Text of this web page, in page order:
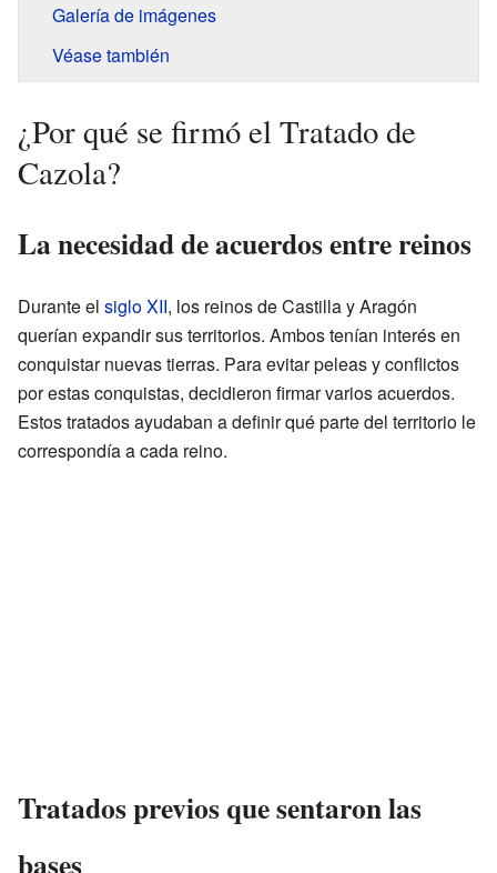
Galería de imágenes
Véase también
¿Por qué se firmó el Tratado de
Cazola?
La necesidad de acuerdos entre reinos
Durante el siglo XII, los reinos de Castilla y Aragón
querían expandir sus territorios. Ambos tenían interés en
conquistar nuevas tierras. Para evitar peleas y conflictos
por estas conquistas, decidieron firmar varios acuerdos.
Estos tratados ayudaban a definir qué parte del territorio le
correspondía a cada reino.
Tratados previos que sentaron las
bases